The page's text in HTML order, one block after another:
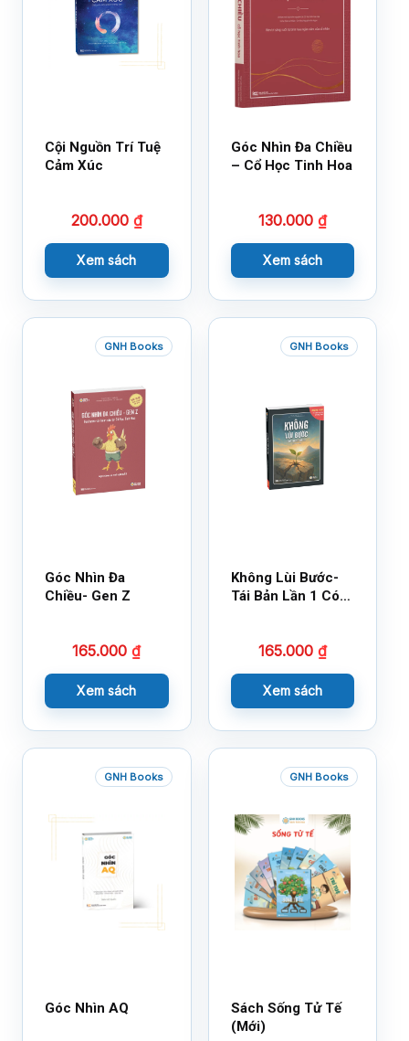
Cội Nguồn Trí Tuệ
Cảm Xúc
200.000 ₫
Xem sách
Góc Nhìn Đa Chiều
– Cổ Học Tinh Hoa
130.000 ₫
Xem sách
GNH Books
Góc Nhìn Đa
Chiều- Gen Z
165.000₫
Xem sách
GNH Books
Không Lùi Bước-
Tái Bản Lần 1 Có
165.000 ₫
Xem sách
GNH Books
Góc Nhìn AQ
GNH Books
Sách Sống Tử Tế
(Mới)